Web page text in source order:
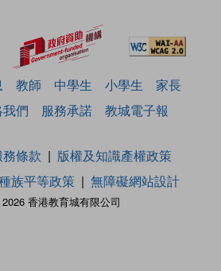
教師 中學生 小學生
家長
們 服務承諾 教城電子報
香港教育城有限公司
務條款
版權及知識產權政策
族平等政策 無障礙網站設計